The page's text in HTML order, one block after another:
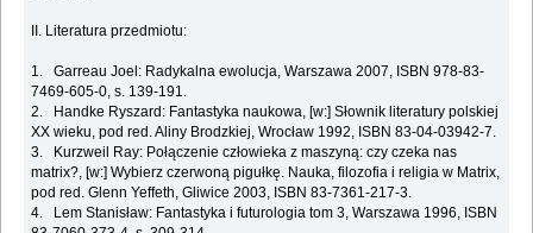
II. Literatura przedmiotu:
1. Garreau Joel: Radykalna ewolucja, Warszawa 2007, ISBN 978-83-
7469-605-0, s. 139-191.
2. Handke Ryszard: Fantastyka naukowa, [w:] Słownik literatury polskiej
XX wieku, pod red. Aliny Brodzkiej, Wrocław 1992, ISBN 83-04-03942-7.
3. Kurzweil Ray: Połączenie człowieka z maszyną: czy czeka nas
matrix?, [w:] Wybierz czerwoną pigułkę. Nauka, filozofia i religia w Matrix,
pod red. Glenn Yeffeth, Gliwice 2003, ISBN 83-7361-217-3.
4. Lem Stanisław: Fantastyka i futurologia tom 3, Warszawa 1996, ISBN